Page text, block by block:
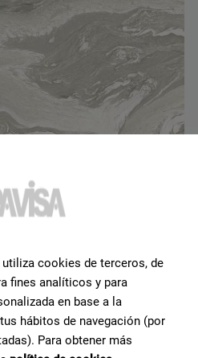
cookies de terceros, de
fines analíticos y para
en base a la
hábitos de navegación (por
Para obtener más